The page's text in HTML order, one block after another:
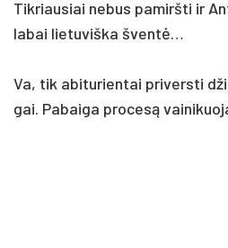
Tik­riau­siai ne­bus pa­mirš­ti ir
la­bai lie­tu­viš­ka šventė…
Va, tik abi­tu­rien­tai pri­vers­ti
gai. Pa­bai­ga pro­cesą